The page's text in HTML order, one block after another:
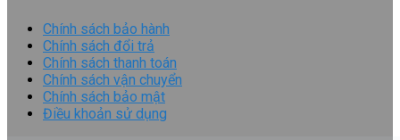
Chính sách bảo hành
Chính sách đổi trả
Chính sách thanh toán
Chính sách vận chuyển
Chính sách bảo mật
Điều khoản sử dụng